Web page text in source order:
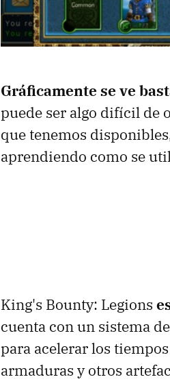
Gráficamente se ve
puede ser algo difícil de
que tenemos
aprendiendo como se
King's Bounty: Legions
cuenta con un sistema
para acelerar los
armaduras y otros